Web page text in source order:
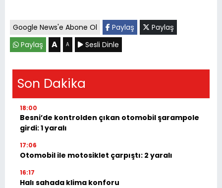
Google News'e Abone Ol Paylaş
Paylaş
Paylaş
A A Sesli Dinle
Son Dakika
18:00
Besni’de kontrolden çıkan otomobil şarampole
girdi: 1 yaralı
17:06
Otomobil ile motosiklet çarpıştı: 2 yaralı
16:17
Halı sahada klima konforu